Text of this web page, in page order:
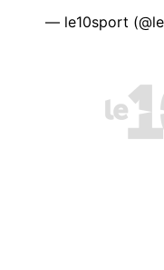
— le10sport